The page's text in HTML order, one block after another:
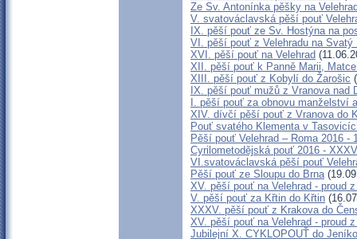
Ze Sv. Antonínka pěšky na
V. svatováclavská pěší pouť
IX. pěší pouť ze Sv. Hostýna na
VI. pěší pouť z Velehradu na
XVI. pěší pouť na Velehrad
XII. pěší pouť k Panně Marii,
XIII. pěší pouť z Kobylí do Žarošic
IX. pěší pouť mužů z Vranova nad
I. pěší pouť za obnovu manželství
XIV. dívčí pěší pouť z Vranova do
Pouť svatého Klementa v
Pěší pouť Velehrad – Roma 2016 -
Cyrilometodějská pouť 2016 -
VI.svatováclavská pěší pouť
Pěší pouť ze Sloupu do Brna
XV. pěší pouť na Velehrad - proud
V. pěší pouť za Křtin do Křtin
XXXV. pěší pouť z Krakova do
XV. pěší pouť na Velehrad - proud
Jubilejní X. CYKLOPOUŤ do